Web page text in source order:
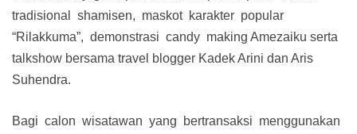
tradisional shamisen, maskot karakter popular
“Rilakkuma”, demonstrasi candy making Amezaiku serta
talkshow bersama travel blogger Kadek Arini dan Aris
Suhendra.
Bagi calon wisatawan yang bertransaksi menggunakan